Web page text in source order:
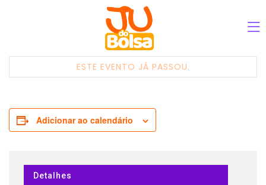
ESTE EVENTO JÁ PASSOU.
Adicionar ao calendário
Detalhes